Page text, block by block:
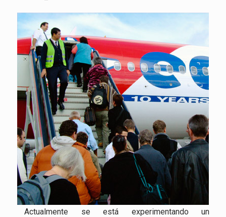
Actualmente se está experimentando un